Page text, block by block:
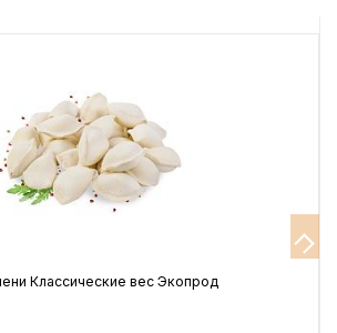
Классические вес Экопрод